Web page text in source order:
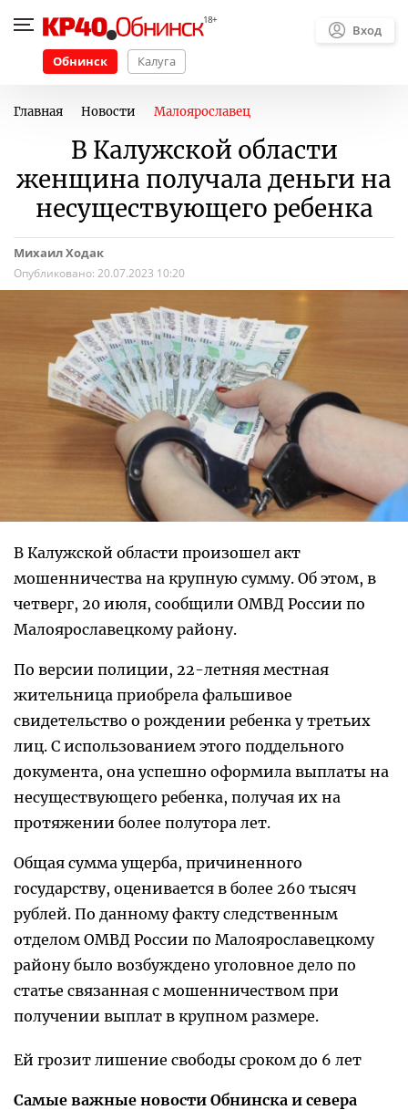
Обнинск Калуга
Вход
Главная Новости Малоярославец
В Калужской области
женщина получала деньги на
несуществующего ребенка
Михаил Ходак
Опубликовано: 20.07.2023 10:20
В Калужской области произошел акт
мошенничества на крупную сумму. Об этом, в
четверг, 20 июля, сообщили ОМВД России по
Малоярославецкому району.
По версии полиции, 22-летняя местная
жительница приобрела фальшивое
свидетельство о рождении ребенка у третьих
лиц. С использованием этого поддельного
документа, она успешно оформила выплаты на
несуществующего ребенка, получая их на
протяжении более полутора лет.
Общая сумма ущерба, причиненного
государству, оценивается в более 260 тысяч
рублей. По данному факту следственным
отделом ОМВД России по Малоярославецкому
району было возбуждено уголовное дело по
статье связанная с мошенничеством при
получении выплат в крупном размере.
Ей грозит лишение свободы сроком до 6 лет
Самые важные новости Обнинска и севера